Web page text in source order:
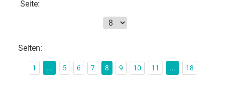
Seite:
Seiten:
1 ... 5 6 7 8 9 10 11 ... 18